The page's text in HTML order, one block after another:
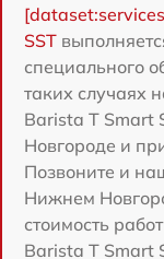
SST
специального
таких случаях
Barista T Smart
Новгороде и
Позвоните и
Нижнем
стоимость
Barista T Smart